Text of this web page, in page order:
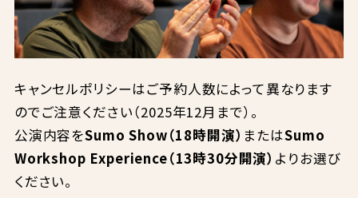
キャンセルポリシーはご予約人数によって異なります
のでご注意ください（2025年12月まで）。
公演内容をSumo Show（18時開演） またはSumo
Workshop Experience（13時30分開演） よりお選び
ください。